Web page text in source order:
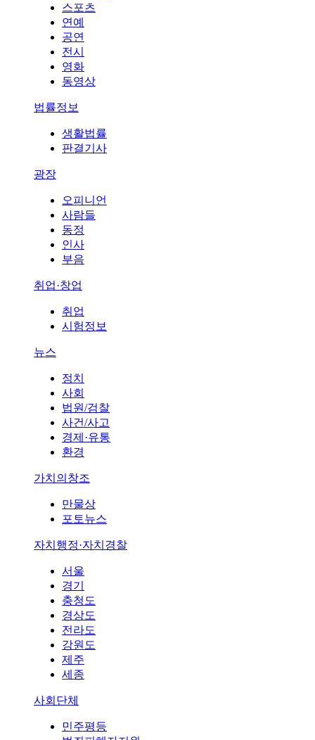
스포츠
연예
공연
전시
영화
동영상
법률정보
생활법률
판결기사
광장
오피니언
사람들
동정
인사
부음
취업·창업
취업
시험정보
뉴스
정치
사회
법원/검찰
사건/사고
경제·유통
환경
가치의창조
만물상
포토뉴스
자치행정·자치경찰
서울
경기
충청도
경상도
전라도
강원도
제주
세종
사회단체
민주평등